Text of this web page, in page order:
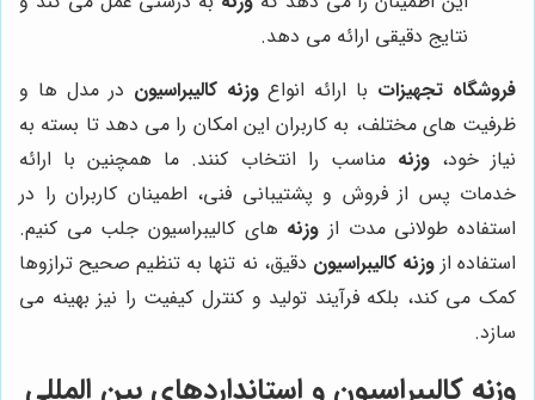
نتایج دقیقی ارائه می دهد.
فروشگاه تجهیزات با ارائه انواعوزنه کالیبراسیون در مدل ها و
ظرفیت های مختلف، به کاربران این امکان را می دهد تا بسته به
نیاز خود،وزنه مناسب را انتخاب کنند. ما همچنین با ارائه
خدمات پس از فروش و پشتیبانی فنی، اطمینان کاربران را در
استفاده طولانی مدت از وزنه های کالیبراسیون جلب می کنیم.
استفاده ازوزنه کالیبراسیون دقیق، نه تنها به تنظیم صحیح ترازوها
کمک می کند، بلکه فرآیند تولید و کنترل کیفیت را نیز بهینه می
سازد.
وزنه کالیبراسیون و استانداردهای بین المللی